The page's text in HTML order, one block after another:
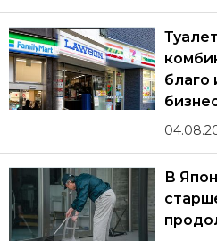
благо
В